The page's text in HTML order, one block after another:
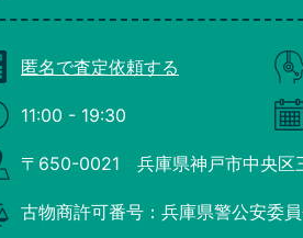
匿名で査定依頼する
11:00 - 19:30
〒650-0021 兵庫県神戸市中央区
古物商許可番号：兵庫県警公安委